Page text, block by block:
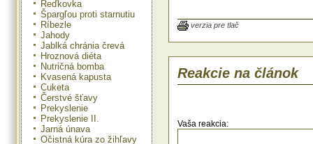
Reďkovka
Špargľou proti starnutiu
Ríbezle
Jahody
Jablká chránia črevá
Hroznová diéta
Nutričná bomba
Kvasená kapusta
Cuketa
Čerstvé šťavy
Prekyslenie
Prekyslenie II.
Jarná únava
Očistná kúra zo žihľavy
mája bude okrem stáleho
štyri novinky.
Uvedenie noviniek podporí TV
marci 2014 stala
Shakira. Jej slávny brušný
nás z času na čas robí, keď sa
verzia pre tlač
Reakcie na článok
Vaša reakcia: